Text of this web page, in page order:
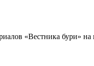
«Вестника бури»